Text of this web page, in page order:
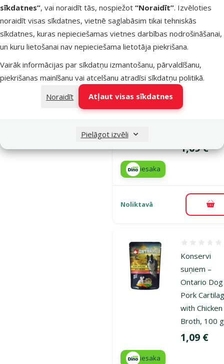
sīkdatnes”, vai noraidīt tās, nospiežot “Noraidīt”. Izvēloties
noraidīt visas sīkdatnes, vietnē saglabāsim tikai tehniskās
sīkdatnes, kuras nepieciešamas vietnes darbības nodrošināšanai,
un kuru lietošanai nav nepieciešama lietotāja piekrišana.
Vairāk informācijas par sīkdatņu izmantošanu, pārvaldīšanu,
piekrišanas mainīšanu vai atcelšanu atradīsi sīkdatņu politikā.
Noraidīt
Atļaut visas sīkdatnes
Pielāgot izvēli
Konservi
suņiem –
Ontario Dog
Liver with
Cena
1,09 €
iesaka
Noliktavā
Konservi
suņiem –
Ontario Dog
Pork
with
Broth, 100 g
Cena
1,09 €
iesaka